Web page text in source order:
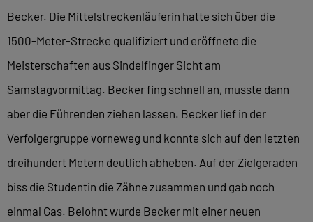
Becker. Die Mittelstreckenläuferin hatte sich über die
1500-Meter-Strecke qualifiziert und eröffnete die
Meisterschaften aus Sindelfinger Sicht am
Samstagvormittag. Becker fing schnell an, musste dann
aber die Führenden ziehen lassen. Becker lief in der
Verfolgergruppe vorneweg und konnte sich auf den letzten
dreihundert Metern deutlich abheben. Auf der Zielgeraden
biss die Studentin die Zähne zusammen und gab noch
einmal Gas. Belohnt wurde Becker mit einer neuen